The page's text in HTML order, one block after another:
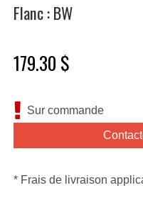
Flanc : BW
179.30 $
Sur commande
* Frais de livraison